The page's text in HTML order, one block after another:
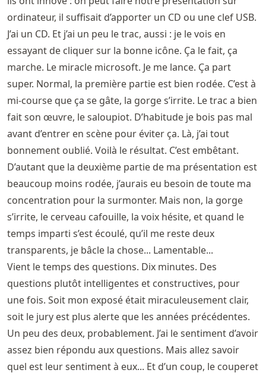
ordinateur, il suffisait d’apporter un CD ou une clef USB.
J’ai un CD. Et j’ai un peu le trac, aussi : je le vois en
essayant de cliquer sur la bonne icône. Ça le fait, ça
marche. Le miracle microsoft. Je me lance. Ça part
super. Normal, la première partie est bien rodée. C’est à
mi-course que ça se gâte, la gorge s’irrite. Le trac a bien
fait son œuvre, le saloupiot. D’habitude je bois pas mal
avant d’entrer en scène pour éviter ça. Là, j’ai tout
bonnement oublié. Voilà le résultat. C’est embêtant.
D’autant que la deuxième partie de ma présentation est
beaucoup moins rodée, j’aurais eu besoin de toute ma
concentration pour la surmonter. Mais non, la gorge
s’irrite, le cerveau cafouille, la voix hésite, et quand le
temps imparti s’est écoulé, qu’il me reste deux
transparents, je bâcle la chose... Lamentable...
Vient le temps des questions. Dix minutes. Des
questions plutôt intelligentes et constructives, pour
une fois. Soit mon exposé était miraculeusement clair,
soit le jury est plus alerte que les années précédentes.
Un peu des deux, probablement. J’ai le sentiment d’avoir
assez bien répondu aux questions. Mais allez savoir
quel est leur sentiment à eux... Et d’un coup, le couperet